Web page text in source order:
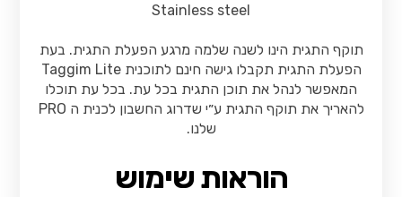
Stainless steel
תוקף התגית הינו לשנה שלמה מרגע הפעלת התגית. בעת
הפעלת התגית תקבלו גישה חינם לתוכנית Taggim Lite
המאפשר לנהל את תוכן התגית בכל עת. בכל עת תוכלו
להאריך את תוקף התגית ע״י שדרוג החשבון לכנית ה PRO
שלנו.
הוראות שימוש